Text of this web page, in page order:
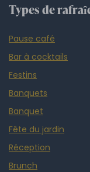
Types de
Pause café
Bar à cocktails
Festins
Banquets
Banquet
Fête du jardin
Réception
Brunch